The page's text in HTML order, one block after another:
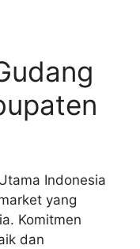
Indonesia
yang
Komitmen
dan